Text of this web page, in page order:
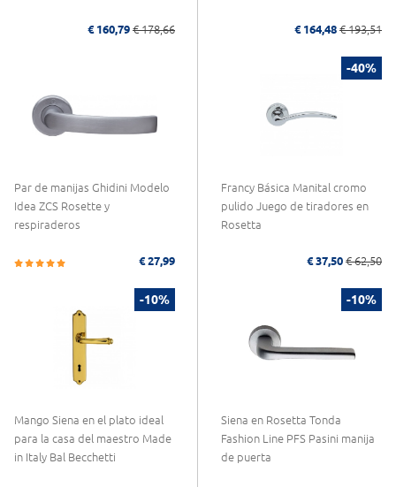
€ 160,79 € 178,66 € 164,48 € 193,51
Par de manijas Ghidini Modelo
Idea ZCS Rosette y
respiraderos
€ 27,99
-40%
Francy Básica Manital cromo
pulido Juego de tiradores en
Rosetta
€ 37,50 € 62,50
-10%
Mango Siena en el plato ideal
para la casa del maestro Made
in Italy Bal Becchetti
-10%
Siena en Rosetta Tonda
Fashion Line PFS Pasini manija
de puerta